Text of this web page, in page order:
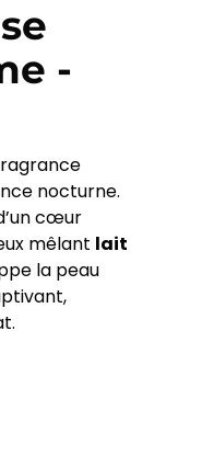
-
nocturne.
cœur
mêlant lait
la peau